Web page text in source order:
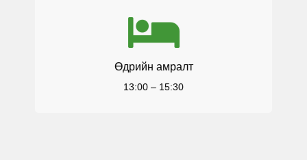
Өдрийн амралт
13:00 – 15:30